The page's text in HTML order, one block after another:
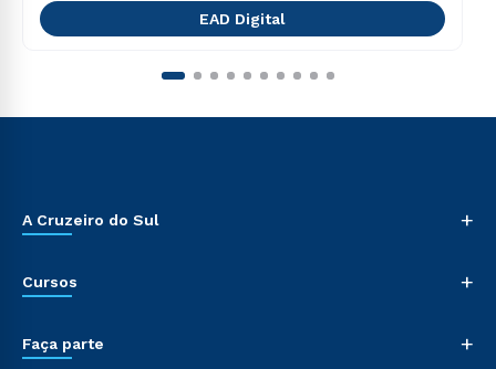
EAD Digital
A Cruzeiro do Sul +
Cursos +
Faça parte +